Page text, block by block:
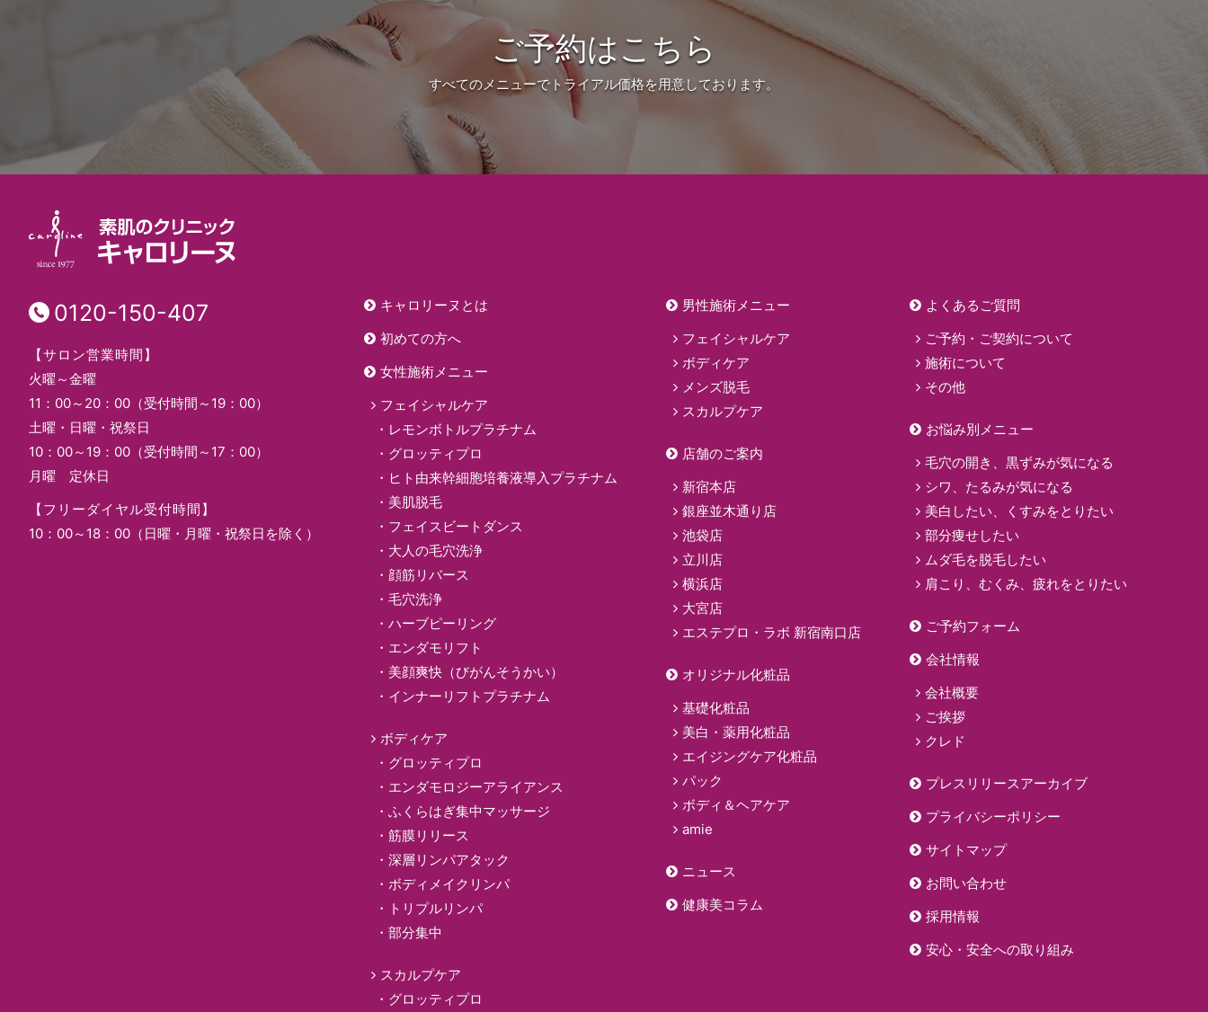
ご予約はこちら
すべてのメニューでトライアル価格を用意しております。
0120-150-407
【サロン営業時間】
火曜～金曜
11：00～20：00（受付時間～19：00）
土曜・日曜・祝祭日
10：00～19：00（受付時間～17：00）
月曜 定休日
【フリーダイヤル受付時間】
10：00～18：00（日曜・月曜・祝祭日を除く）
キャロリーヌとは
初めての方へ
女性施術メニュー
フェイシャルケア
レモンボトルプラチナム
グロッティプロ
ヒト由来幹細胞培養液導入プラチナム
美肌脱毛
フェイスビートダンス
大人の毛穴洗浄
顔筋リバース
毛穴洗浄
ハーブピーリング
エンダモリフト
美顔爽快（びがんそうかい）
インナーリフトプラチナム
ボディケア
グロッティプロ
エンダモロジーアライアンス
ふくらはぎ集中マッサージ
筋膜リリース
深層リンパアタック
ボディメイクリンパ
トリプルリンパ
部分集中
スカルプケア
グロッティプロ
男性施術メニュー
フェイシャルケア
ボディケア
メンズ脱毛
スカルプケア
店舗のご案内
新宿本店
銀座並木通り店
池袋店
立川店
横浜店
大宮店
エステプロ・ラボ 新宿南口店
オリジナル化粧品
基礎化粧品
美白・薬用化粧品
エイジングケア化粧品
パック
ボディ＆ヘアケア
amie
ニュース
健康美コラム
よくあるご質問
ご予約・ご契約について
施術について
その他
お悩み別メニュー
毛穴の開き、黒ずみが気になる
シワ、たるみが気になる
美白したい、くすみをとりたい
部分痩せしたい
ムダ毛を脱毛したい
肩こり、むくみ、疲れをとりたい
ご予約フォーム
会社情報
会社概要
ご挨拶
クレド
プレスリリースアーカイブ
プライバシーポリシー
サイトマップ
お問い合わせ
採用情報
安心・安全への取り組み